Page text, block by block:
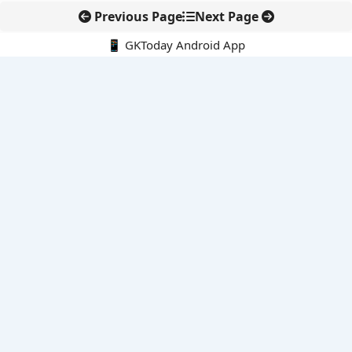
Previous Page Next Page
📱 GKToday Android App